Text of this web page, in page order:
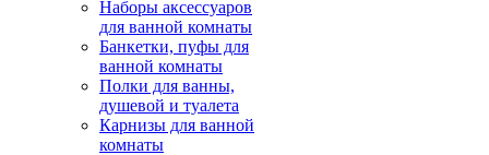
Наборы аксессуаров
для ванной комнаты
Банкетки, пуфы для
ванной комнаты
Полки для ванны,
душевой и туалета
Карнизы для ванной
комнаты